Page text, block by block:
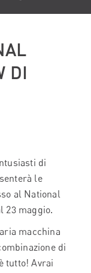
DI
di
le
al National
23 maggio.
macchina
di
tutto! Avrai